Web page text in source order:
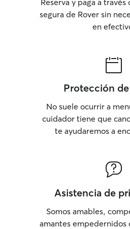
Reserva y paga a
segura de Rover sin
en
Protección de
No suele ocurrir a
cuidador tiene que
te ayudaremos a
Asistencia de
Somos amables,
amantes empedernidos